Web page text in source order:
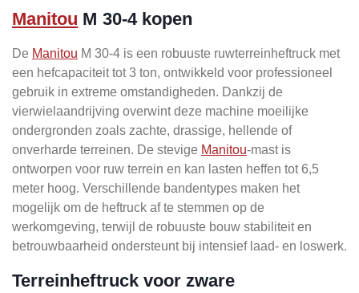
Manitou M 30-4 kopen
De Manitou M 30-4 is een robuuste ruwterreinheftruck met
een hefcapaciteit tot 3 ton, ontwikkeld voor professioneel
gebruik in extreme omstandigheden. Dankzij de
vierwielaandrijving overwint deze machine moeilijke
ondergronden zoals zachte, drassige, hellende of
onverharde terreinen. De stevige Manitou-mast is
ontworpen voor ruw terrein en kan lasten heffen tot 6,5
meter hoog. Verschillende bandentypes maken het
mogelijk om de heftruck af te stemmen op de
werkomgeving, terwijl de robuuste bouw stabiliteit en
betrouwbaarheid ondersteunt bij intensief laad- en loswerk.
Terreinheftruck voor zware